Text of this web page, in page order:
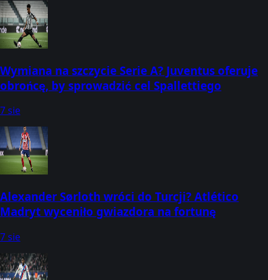
Wymiana na szczycie Serie A? Juventus oferuje
obrońcę, by sprowadzić cel Spallettiego
7 sie
Alexander Sørloth wróci do Turcji? Atlético
Madryt wyceniło gwiazdora na fortunę
7 sie